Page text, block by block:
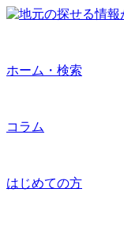
ホーム・検索
コラム
はじめての方